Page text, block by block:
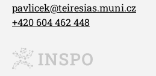
pavlicek@teiresias.muni.cz
+420 604 462 448